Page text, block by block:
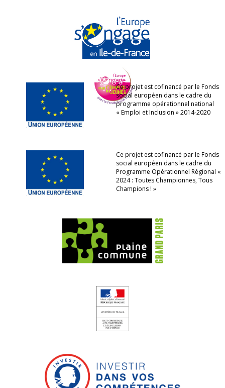
Ce projet est cofinancé par le Fonds
social européen dans le cadre du
programme opérationnel national
« Emploi et Inclusion » 2014-2020
Ce projet est cofinancé par le Fonds
social européen dans le cadre du
Programme Opérationnel Régional «
2024 : Toutes Championnes, Tous
Champions ! »